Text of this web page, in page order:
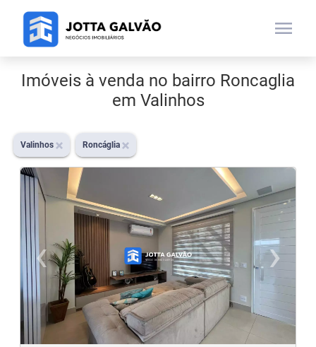
menu
Imóveis à venda no bairro Roncaglia
em Valinhos
Valinhos Roncáglia
‹
Previous
›